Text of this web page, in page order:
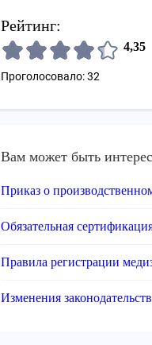
Рейтинг:
4,35
Проголосовало: 32
Вам может быть
Приказ о
Обязательная
Правила регистрации
Изменения